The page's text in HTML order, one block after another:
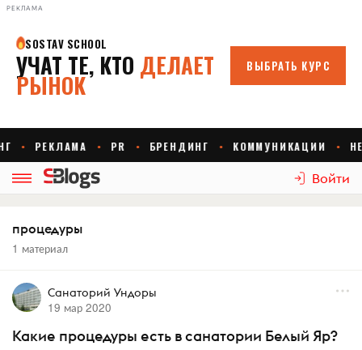
РЕКЛАМА
Войти
процедуры
1 материал
Санаторий Ундоры
19 мар 2020
Какие процедуры есть в санатории Белый Яр?